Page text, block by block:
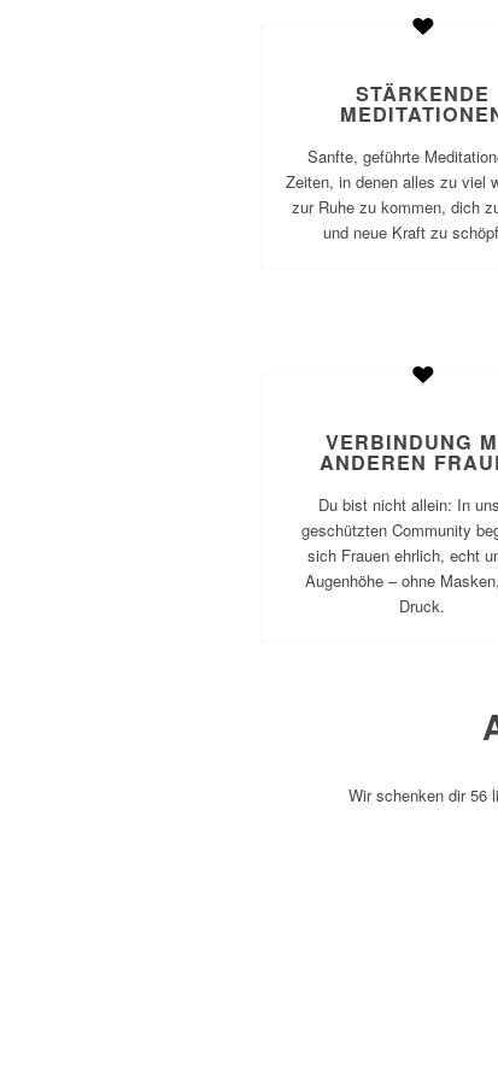
STÄRKENDE
Sanfte, geführte
Zeiten, in denen alles zu viel
zur Ruhe zu kommen, dich
und neue Kraft zu
VERBINDUNG
ANDEREN
Du bist nicht allein: In
geschützten Community
sich Frauen ehrlich, echt
Augenhöhe – ohne
Druck.
Wir schenken dir 56